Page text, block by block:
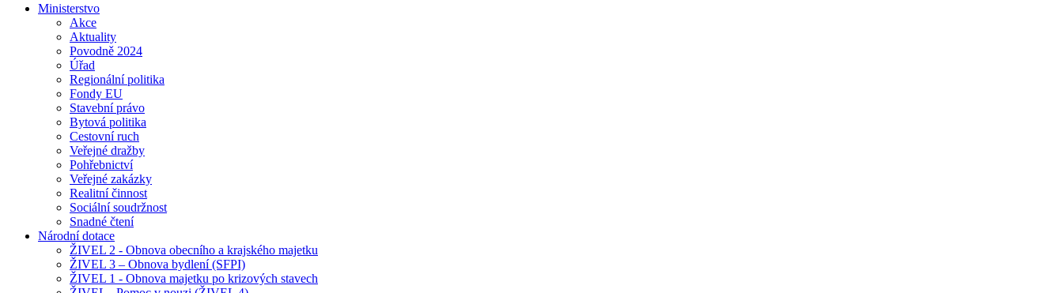
Ministerstvo
Akce
Aktuality
Povodně 2024
Úřad
Regionální politika
Fondy EU
Stavební právo
Bytová politika
Cestovní ruch
Veřejné dražby
Pohřebnictví
Veřejné zakázky
Realitní činnost
Sociální soudržnost
Snadné čtení
Národní dotace
ŽIVEL 2 - Obnova obecního a krajského majetku
ŽIVEL 3 – Obnova bydlení (SFPI)
ŽIVEL 1 - Obnova majetku po krizových stavech